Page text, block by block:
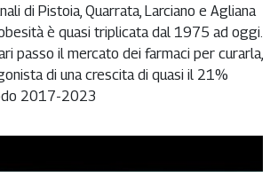
di Pistoia, Quarrata, Larciano e Agliana
è quasi triplicata dal 1975 ad oggi.
passo il mercato dei farmaci per curarla,
di una crescita di quasi il 21%
2017-2023